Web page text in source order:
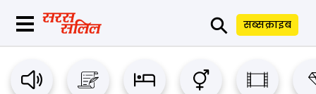
⚲ सब्सक्राइब